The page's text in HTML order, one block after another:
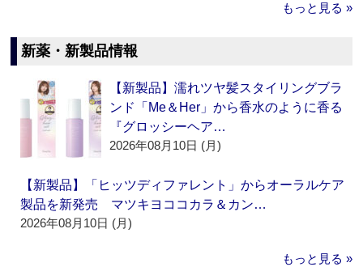
もっと見る »
新薬・新製品情報
【新製品】濡れツヤ髪スタイリングブラ
ンド「Me＆Her」から香水のように香る
『グロッシーヘア…
2026年08月10日 (月)
【新製品】「ヒッツディファレント」からオーラルケア
製品を新発売 マツキヨココカラ＆カン…
2026年08月10日 (月)
もっと見る »